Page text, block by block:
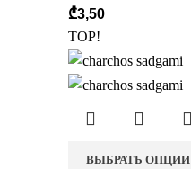
₾3,50
TOP!
ВЫБРАТЬ ОПЦИИ